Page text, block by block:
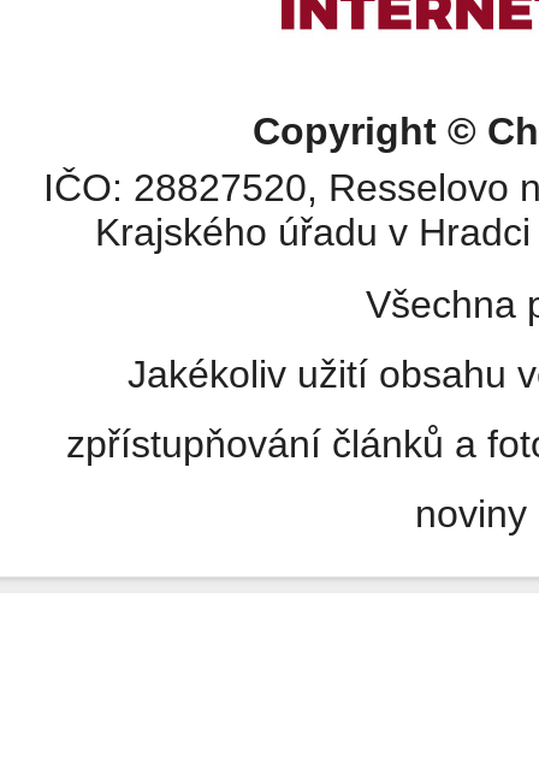
Copyright ©
IČO: 28827520, Resselovo
Krajského úřadu v
Všechna
Jakékoliv užití obsahu
zpřístupňování článků a